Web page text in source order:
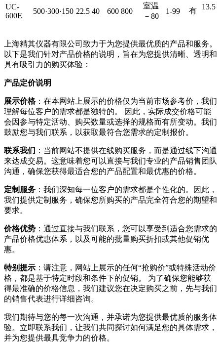
UC-
600E
500·300·150 22.5 40 600 800
室温
－80
1-99 有 13.5
上海精其仪器有限公司致力于为您提供最优质的产品和服务。
以下是我们针对产品价格的说明，旨在为您提供清晰、透明和
具有吸引力的购买体验：
产品定价说明
展示价格：在本网站上展示的价格仅为当前市场参考价，我们
理解每位客户的需求都是独特的。 因此，实际成交价格可能
会因参与特定活动、购买数量或选择的规格而有所变动。我们
鼓励您与我们联系，以获取最符合您需求的定制报价。
联系我们 ：当前网站不提供在线购买服务，而是通过线下沟通
来达成交易。这意味着您可以直接与我们专业的产品销售团队
沟通，确保您获得最适合您的产品配置和最优惠的价格。
定制服务 ：我们深知每一位客户的需求都是个性化的。因此，
我们提供定制服务，确保您所购买的产品完全符合您的期望和
要求。
价格优势 ：通过直接与我们联系，您可以享受到适合您需求的
产品价格优惠体系，以及可能的批量购买折扣或其他促销优
惠。
特别提示 ：请注意，网站上展示的任何“抢购价”或特殊活动价
格，都是基于特定时段和条件下的促销。 为了确保您能够获
得最准确的价格信息，我们建议您在决定购买之前，先与我们
的销售代表进行详细咨询。
我们期待与您的每一次沟通，并承诺为您提供最优质的服务体
验。立即联系我们，让我们共同探讨如何满足您的具体需求，
并为您提供最具竞争力的价格。